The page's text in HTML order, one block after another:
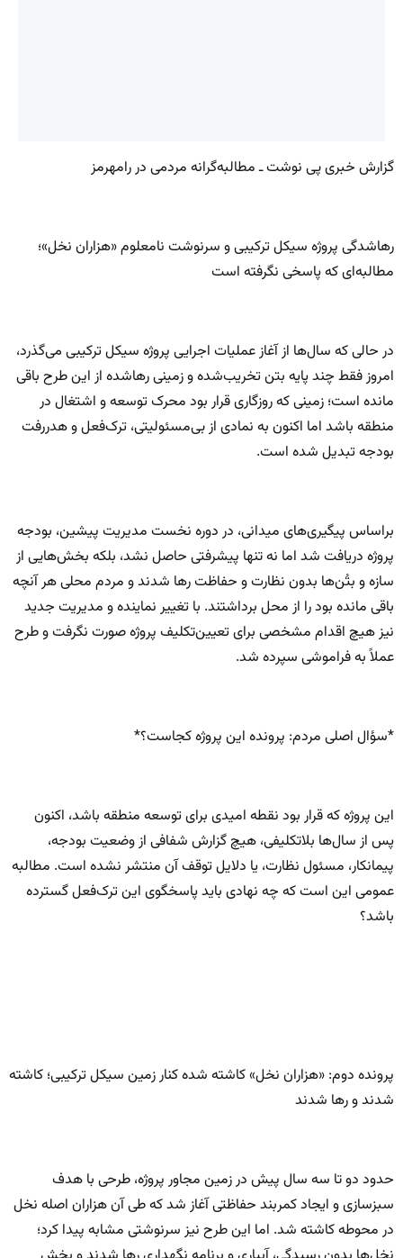
گزارش خبری پی نوشت ـ مطالبه‌گرانه مردمی در رامهرمز
رهاشدگی پروژه سیکل ترکیبی و سرنوشت نامعلوم «هزاران نخل»؛
مطالبه‌ای که پاسخی نگرفته است
در حالی که سال‌ها از آغاز عملیات اجرایی پروژه سیکل ترکیبی می‌گذرد،
امروز فقط چند پایه بتن تخریب‌شده و زمینی رهاشده از این طرح باقی
مانده است؛ زمینی که روزگاری قرار بود محرک توسعه و اشتغال در
منطقه باشد اما اکنون به نمادی از بی‌مسئولیتی، ترک‌فعل و هدررفت
بودجه تبدیل شده است.
براساس پیگیری‌های میدانی، در دوره نخست مدیریت پیشین، بودجه
پروژه دریافت شد اما نه تنها پیشرفتی حاصل نشد، بلکه بخش‌هایی از
سازه و بتُن‌ها بدون نظارت و حفاظت رها شدند و مردم محلی هر آنچه
باقی مانده بود را از محل برداشتند. با تغییر نماینده و مدیریت جدید
نیز هیچ اقدام مشخصی برای تعیین‌تکلیف پروژه صورت نگرفت و طرح
عملاً به فراموشی سپرده شد.
*سؤال اصلی مردم: پرونده این پروژه کجاست؟*
این پروژه که قرار بود نقطه امیدی برای توسعه منطقه باشد، اکنون
پس از سال‌ها بلاتکلیفی، هیچ گزارش شفافی از وضعیت بودجه،
پیمانکار، مسئول نظارت، یا دلایل توقف آن منتشر نشده است. مطالبه
عمومی این است که چه نهادی باید پاسخگوی این ترک‌فعل گسترده
باشد؟
پرونده دوم: «هزاران نخل» کاشته شده کنار زمین سیکل ترکیبی؛ کاشته
شدند و رها شدند
حدود دو تا سه سال پیش در زمین مجاور پروژه، طرحی با هدف
سبزسازی و ایجاد کمربند حفاظتی آغاز شد که طی آن هزاران اصله نخل
در محوطه کاشته شد. اما این طرح نیز سرنوشتی مشابه پیدا کرد؛